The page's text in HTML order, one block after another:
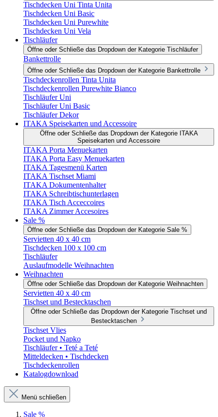
Tischdecken Uni Tinta Unita
Tischdecken Uni Basic
Tischdecken Uni Purewhite
Tischdecken Uni Vela
Tischläufer
Öffne oder Schließe das Dropdown der Kategorie Tischläufer
Bankettrolle
Öffne oder Schließe das Dropdown der Kategorie Bankettrolle
Tischdeckenrollen Tinta Unita
Tischdeckenrollen Purewhite Bianco
Tischläufer Uni
Tischläufer Uni Basic
Tischläufer Dekor
ITAKA Speisekarten und Accessoire
Öffne oder Schließe das Dropdown der Kategorie ITAKA
Speisekarten und Accessoire
ITAKA Porta Menuekarten
ITAKA Porta Easy Menuekarten
ITAKA Tagesmenü Karten
ITAKA Tischset Miami
ITAKA Dokumentenhalter
ITAKA Schreibtischunterlagen
ITAKA Tisch Acceccoires
ITAKA Zimmer Accesoires
Sale %
Öffne oder Schließe das Dropdown der Kategorie Sale %
Servietten 40 x 40 cm
Tischdecken 100 x 100 cm
Tischläufer
Auslaufmodelle Weihnachten
Weihnachten
Öffne oder Schließe das Dropdown der Kategorie Weihnachten
Servietten 40 x 40 cm
Tischset und Bestecktaschen
Öffne oder Schließe das Dropdown der Kategorie Tischset und
Bestecktaschen
Tischset Vlies
Pocket und Napko
Tischläufer • Teté a Teté
Mitteldecken • Tischdecken
Tischdeckenrollen
Katalogdownload
Menü schließen
Sale %